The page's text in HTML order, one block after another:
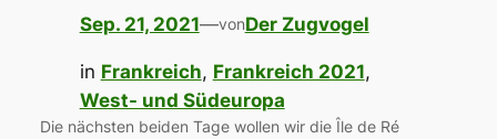
Sep. 21, 2021—vonDer Zugvogel
in Frankreich, Frankreich 2021
West- und Südeuropa
Die nächsten beiden Tage wollen wir die Île de Ré